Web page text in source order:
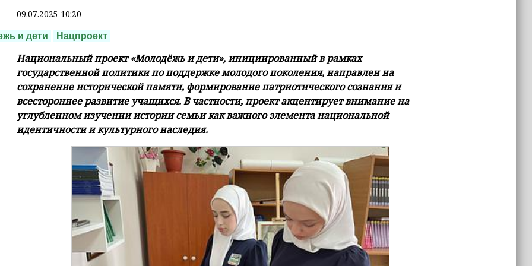
09.07.2025 10:20
и дети Нацпроект
Национальный проект «Молодёжь и дети», инициированный в рамках
государственной политики по поддержке молодого поколения, направлен на
сохранение исторической памяти, формирование патриотического сознания и
всестороннее развитие учащихся. В частности, проект акцентирует внимание на
углубленном изучении истории семьи как важного элемента национальной
идентичности и культурного наследия.